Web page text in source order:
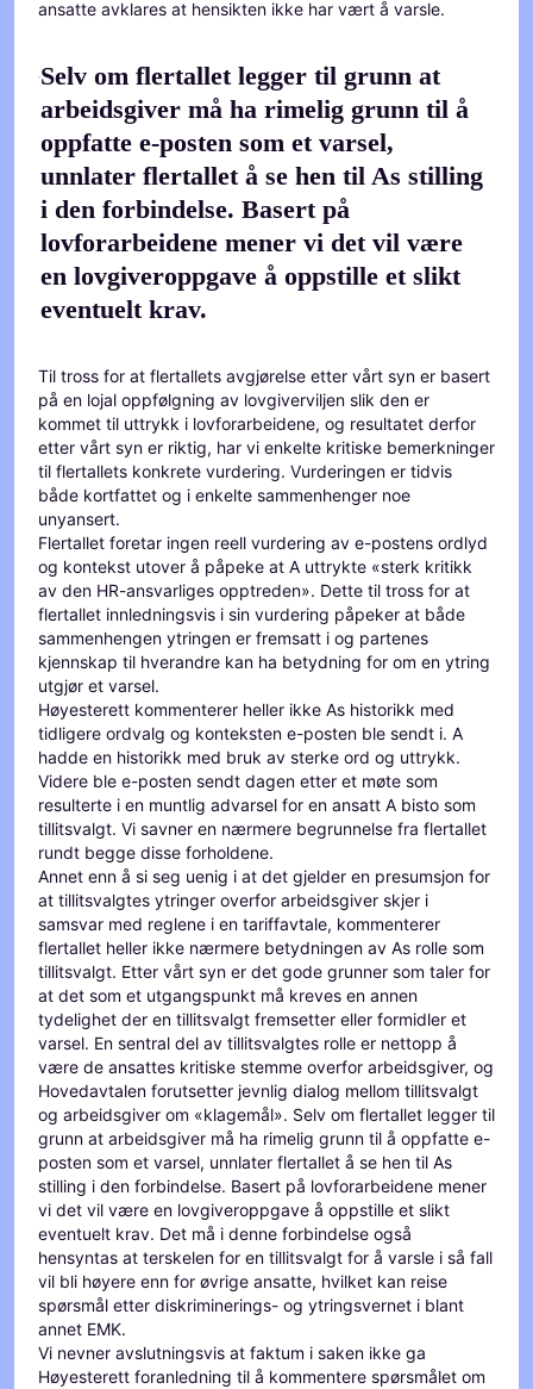
ansatte avklares at hensikten ikke har vært å varsle.
Selv om flertallet legger til grunn at
arbeidsgiver må ha rimelig grunn til å
oppfatte e-posten som et varsel,
unnlater flertallet å se hen til As stilling
i den forbindelse. Basert på
lovforarbeidene mener vi det vil være
en lovgiveroppgave å oppstille et slikt
eventuelt krav.
Til tross for at flertallets avgjørelse etter vårt syn er basert
på en lojal oppfølgning av lovgiverviljen slik den er
kommet til uttrykk i lovforarbeidene, og resultatet derfor
etter vårt syn er riktig, har vi enkelte kritiske bemerkninger
til flertallets konkrete vurdering. Vurderingen er tidvis
både kortfattet og i enkelte sammenhenger noe
unyansert.
Flertallet foretar ingen reell vurdering av e-postens ordlyd
og kontekst utover å påpeke at A uttrykte «sterk kritikk
av den HR-ansvarliges opptreden». Dette til tross for at
flertallet innledningsvis i sin vurdering påpeker at både
sammenhengen ytringen er fremsatt i og partenes
kjennskap til hverandre kan ha betydning for om en ytring
utgjør et varsel.
Høyesterett kommenterer heller ikke As historikk med
tidligere ordvalg og konteksten e-posten ble sendt i. A
hadde en historikk med bruk av sterke ord og uttrykk.
Videre ble e-posten sendt dagen etter et møte som
resulterte i en muntlig advarsel for en ansatt A bisto som
tillitsvalgt. Vi savner en nærmere begrunnelse fra flertallet
rundt begge disse forholdene.
Annet enn å si seg uenig i at det gjelder en presumsjon for
at tillitsvalgtes ytringer overfor arbeidsgiver skjer i
samsvar med reglene i en tariffavtale, kommenterer
flertallet heller ikke nærmere betydningen av As rolle som
tillitsvalgt. Etter vårt syn er det gode grunner som taler for
at det som et utgangspunkt må kreves en annen
tydelighet der en tillitsvalgt fremsetter eller formidler et
varsel. En sentral del av tillitsvalgtes rolle er nettopp å
være de ansattes kritiske stemme overfor arbeidsgiver, og
Hovedavtalen forutsetter jevnlig dialog mellom tillitsvalgt
og arbeidsgiver om «klagemål». Selv om flertallet legger til
grunn at arbeidsgiver må ha rimelig grunn til å oppfatte e-
posten som et varsel, unnlater flertallet å se hen til As
stilling i den forbindelse. Basert på lovforarbeidene mener
vi det vil være en lovgiveroppgave å oppstille et slikt
eventuelt krav. Det må i denne forbindelse også
hensyntas at terskelen for en tillitsvalgt for å varsle i så fall
vil bli høyere enn for øvrige ansatte, hvilket kan reise
spørsmål etter diskriminerings- og ytringsvernet i blant
annet EMK.
Vi nevner avslutningsvis at faktum i saken ikke ga
Høyesterett foranledning til å kommentere spørsmålet om